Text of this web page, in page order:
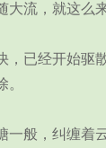
流，就这么来
已经开始驱散
般，纠缠着云